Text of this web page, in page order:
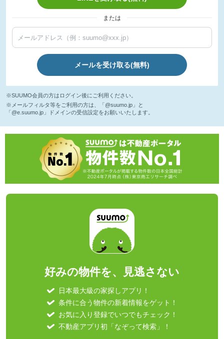
または
メールを受け取る(無料)
※SUUMO会員の方はログイン後にご利用ください。
※メールフィルタ等をご利用の方は、「@suumo.jp」と
「@e.suumo.jp」ドメインの受信設定をお願いいたします。
好みの物件を、見逃さない
日本最大級の家探しアプリ！
条件に合う物件の新着情報をゲット！
お気に入り登録でいつでもチェック！
不動産アプリ初「なぞって検索」！